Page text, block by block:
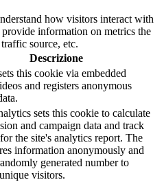
how visitors interact with
information on metrics the
source, etc.
Descrizione
this cookie via embedded
and registers anonymous
sets this cookie to calculate
and campaign data and track
the site's analytics report. The
information anonymously and
generated number to
visitors.